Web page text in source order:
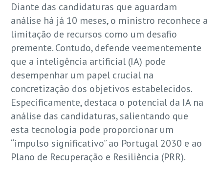
Diante das candidaturas que aguardam
análise há já 10 meses, o ministro reconhece a
limitação de recursos como um desafio
premente. Contudo, defende veementemente
que a inteligência artificial (IA) pode
desempenhar um papel crucial na
concretização dos objetivos estabelecidos.
Especificamente, destaca o potencial da IA na
análise das candidaturas, salientando que
esta tecnologia pode proporcionar um
“impulso significativo” ao Portugal 2030 e ao
Plano de Recuperação e Resiliência (PRR).